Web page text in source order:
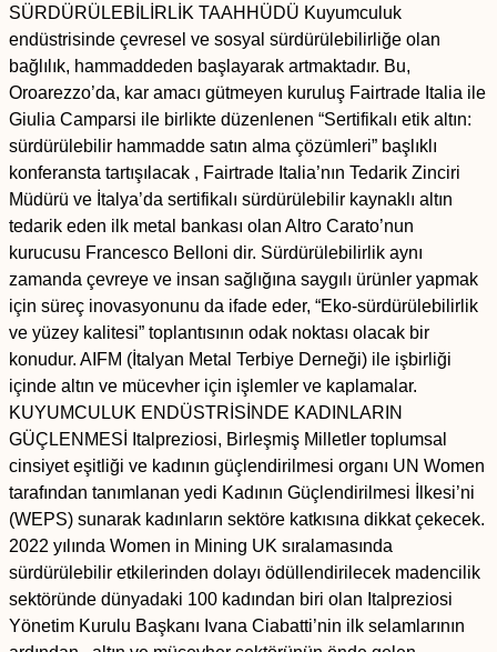
SÜRDÜRÜLEBİLİRLİK TAAHHÜDÜ Kuyumculuk
endüstrisinde çevresel ve sosyal sürdürülebilirliğe olan
bağlılık, hammaddeden başlayarak artmaktadır. Bu,
Oroarezzo’da, kar amacı gütmeyen kuruluş Fairtrade Italia ile
Giulia Camparsi ile birlikte düzenlenen “Sertifikalı etik altın:
sürdürülebilir hammadde satın alma çözümleri” başlıklı
konferansta tartışılacak , Fairtrade Italia’nın Tedarik Zinciri
Müdürü ve İtalya’da sertifikalı sürdürülebilir kaynaklı altın
tedarik eden ilk metal bankası olan Altro Carato’nun
kurucusu Francesco Belloni dir. Sürdürülebilirlik aynı
zamanda çevreye ve insan sağlığına saygılı ürünler yapmak
için süreç inovasyonunu da ifade eder, “Eko-sürdürülebilirlik
ve yüzey kalitesi” toplantısının odak noktası olacak bir
konudur. AIFM (İtalyan Metal Terbiye Derneği) ile işbirliği
içinde altın ve mücevher için işlemler ve kaplamalar.
KUYUMCULUK ENDÜSTRİSİNDE KADINLARIN
GÜÇLENMESİ Italpreziosi, Birleşmiş Milletler toplumsal
cinsiyet eşitliği ve kadının güçlendirilmesi organı UN Women
tarafından tanımlanan yedi Kadının Güçlendirilmesi İlkesi’ni
(WEPS) sunarak kadınların sektöre katkısına dikkat çekecek.
2022 yılında Women in Mining UK sıralamasında
sürdürülebilir etkilerinden dolayı ödüllendirilecek madencilik
sektöründe dünyadaki 100 kadından biri olan Italpreziosi
Yönetim Kurulu Başkanı Ivana Ciabatti’nin ilk selamlarının